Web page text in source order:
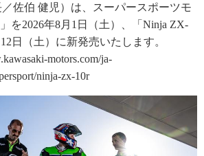
佐伯 健児）は、スーパースポーツモ
を2026年8月1日（土）、「Ninja ZX-
日（土）に新発売いたします。
motors.com/ja-
ninja-zx-10r